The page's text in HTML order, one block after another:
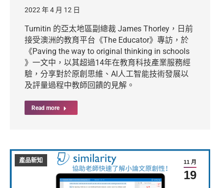
2022 年 4 月 12 日
Turnitin 的亞太地區副總裁 James Thorley，日前
接受澳洲的教育平台《The Educator》專訪，於
《Paving the way to original thinking in schools
》一文中，以其超過14年在教育科技產業服務經
驗，分享對於原創思維、AI人工智能技術發展以
及評量過程中教師回饋的見解。
Read more
11 月
19
產品新知